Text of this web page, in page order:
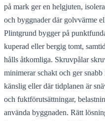
på mark ger en helgjuten,
och byggnader där golvvärme
Plintgrund bygger på
kuperad eller bergig tomt,
hålls åtkomliga. Skruvpålar
minimerar schakt och ger
känslig eller där tidplanen är
och fuktförutsättningar,
använda byggnaden. Rätt